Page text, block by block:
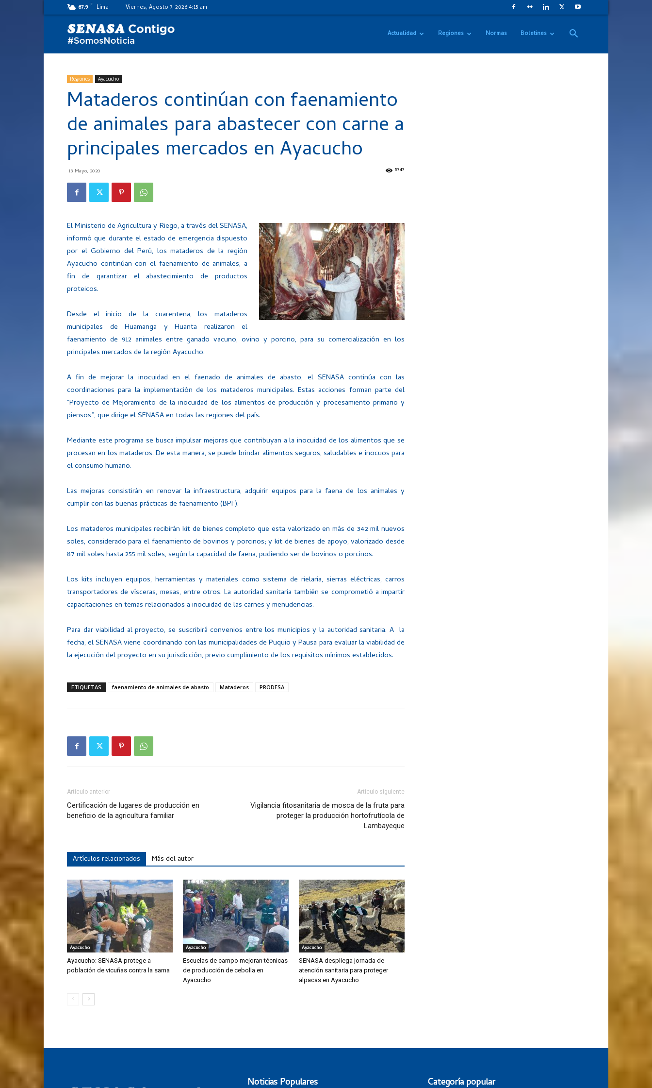
67.9 F Lima Viernes, Agosto 7, 2026 4:15 am
Actualidad Regiones Normas Boletines
Regiones Ayacucho
Mataderos continúan con faenamiento
de animales para abastecer con carne a
principales mercados en Ayacucho
13 Mayo, 2020 5747
El Ministerio de Agricultura y Riego, a través del SENASA,
informó que durante el estado de emergencia dispuesto
por el Gobierno del Perú, los mataderos de la región
Ayacucho continúan con el faenamiento de animales, a
fin de garantizar el abastecimiento de productos
proteicos.
Desde el inicio de la cuarentena, los mataderos
municipales de Huamanga y Huanta realizaron el
faenamiento de 912 animales entre ganado vacuno, ovino y porcino, para su comercialización en los
principales mercados de la región Ayacucho.
A fin de mejorar la inocuidad en el faenado de animales de abasto, el SENASA continúa con las
coordinaciones para la implementación de los mataderos municipales. Estas acciones forman parte del
“Proyecto de Mejoramiento de la inocuidad de los alimentos de producción y procesamiento primario y
piensos”, que dirige el SENASA en todas las regiones del país.
Mediante este programa se busca impulsar mejoras que contribuyan a la inocuidad de los alimentos que se
procesan en los mataderos. De esta manera, se puede brindar alimentos seguros, saludables e inocuos para
el consumo humano.
Las mejoras consistirán en renovar la infraestructura, adquirir equipos para la faena de los animales y
cumplir con las buenas prácticas de faenamiento (BPF).
Los mataderos municipales recibirán kit de bienes completo que esta valorizado en más de 342 mil nuevos
soles, considerado para el faenamiento de bovinos y porcinos; y kit de bienes de apoyo, valorizado desde
87 mil soles hasta 255 mil soles, según la capacidad de faena, pudiendo ser de bovinos o porcinos.
Los kits incluyen equipos, herramientas y materiales como sistema de rielaría, sierras eléctricas, carros
transportadores de vísceras, mesas, entre otros. La autoridad sanitaria también se comprometió a impartir
capacitaciones en temas relacionados a inocuidad de las carnes y menudencias.
Para dar viabilidad al proyecto, se suscribirá convenios entre los municipios y la autoridad sanitaria. A la
fecha, el SENASA viene coordinando con las municipalidades de Puquio y Pausa para evaluar la viabilidad de
la ejecución del proyecto en su jurisdicción, previo cumplimiento de los requisitos mínimos establecidos.
ETIQUETAS faenamiento de animales de abasto Mataderos PRODESA
Artículo anterior
Certificación de lugares de producción en
beneficio de la agricultura familiar
Artículo siguiente
Vigilancia fitosanitaria de mosca de la fruta para
proteger la producción hortofrutícola de
Lambayeque
Artículos relacionados Más del autor
Ayacucho
Ayacucho: SENASA protege a
población de vicuñas contra la sarna
Ayacucho
Escuelas de campo mejoran técnicas
de producción de cebolla en
Ayacucho
Ayacucho
SENASA despliega jornada de
atención sanitaria para proteger
alpacas en Ayacucho
Noticias Populares Categoría popular